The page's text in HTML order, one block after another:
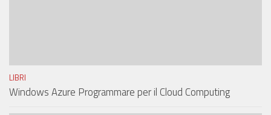
LIBRI
Windows Azure Programmare per il Cloud Computing